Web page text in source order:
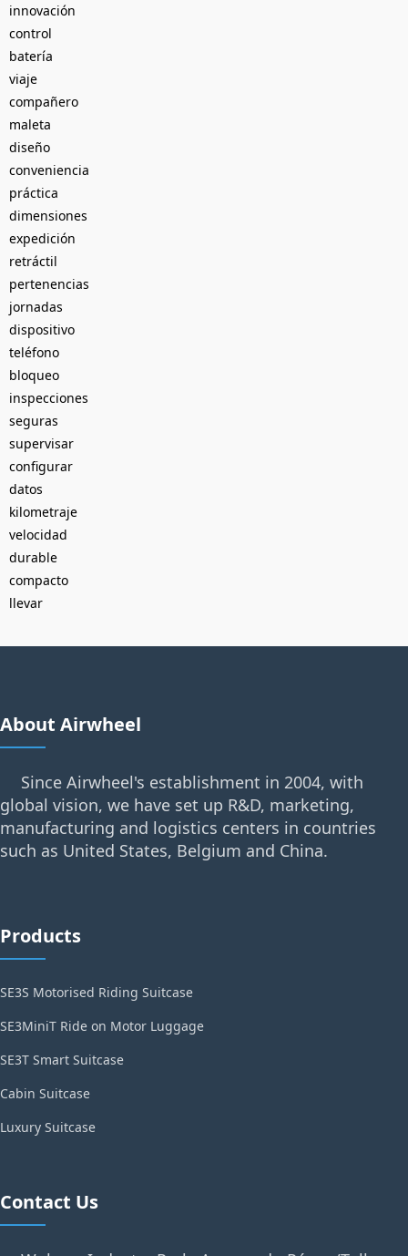
innovación
control
batería
viaje
compañero
maleta
diseño
conveniencia
práctica
dimensiones
expedición
retráctil
pertenencias
jornadas
dispositivo
teléfono
bloqueo
inspecciones
seguras
supervisar
configurar
datos
kilometraje
velocidad
durable
compacto
llevar
About Airwheel
Since Airwheel's establishment in 2004, with
global vision, we have set up R&D, marketing,
manufacturing and logistics centers in countries
such as United States, Belgium and China.
Products
SE3S Motorised Riding Suitcase
SE3MiniT Ride on Motor Luggage
SE3T Smart Suitcase
Cabin Suitcase
Luxury Suitcase
Contact Us